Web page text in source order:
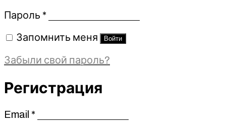
Пароль *Обязательно
Запомнить меня Войти
Забыли свой пароль?
Регистрация
Email *Обязательно